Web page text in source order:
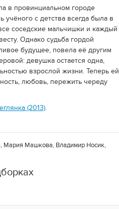
в провинциальном городе
учёного с детства всегда была в
соседские мальчишки и каждый
Однако судьба гордой
будущее, повела её другим
девушка остается одна,
взрослой жизни. Теперь ей
любовь, пережить череду
(2013).
Мария Машкова, Владимир Носик,